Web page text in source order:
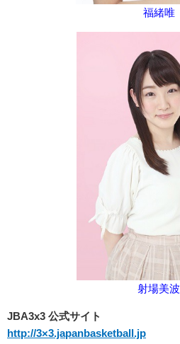
福緒唯
射場美波
JBA3x3 公式サイト
http://3×3.japanbasketball.jp